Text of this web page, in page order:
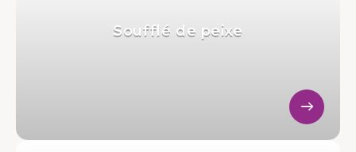
Soufflé de peixe